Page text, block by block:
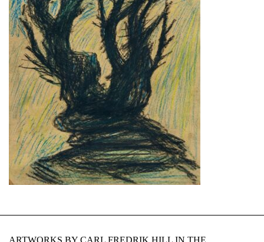
ARTWORKS BY CARL FREDRIK HILL IN THE